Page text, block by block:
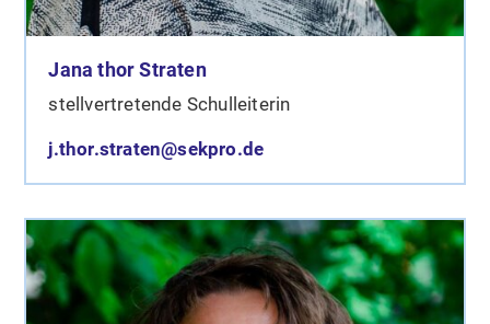
Jana thor Straten
stellvertretende Schulleiterin
j.thor.straten@sekpro.de